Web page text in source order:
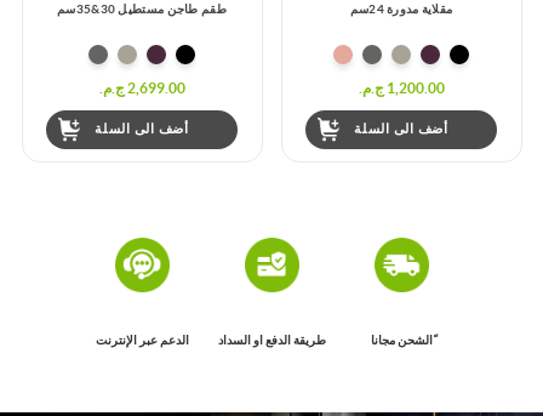
مقلاية مدورة 24سم
1,200.00 ج.م.‏
أضف الى السلة
طقم طاجن مستطيل 30&35سم
2,699.00 ج.م.‏
أضف الى السلة
ًالشحن مجانا طريقة الدفع او السداد الدعم عبر الإنترنت